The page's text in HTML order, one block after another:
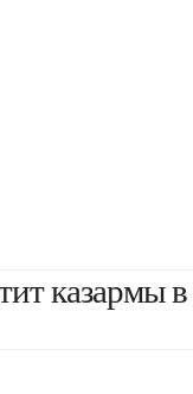
казармы